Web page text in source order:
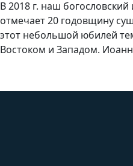
В 2018 г. наш
отмечает 20 годовщину
этот небольшой юбилей
Востоком и Западом. Иоанн